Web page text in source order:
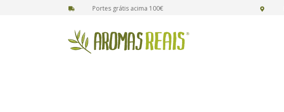
 Portes grátis acima 100€ 